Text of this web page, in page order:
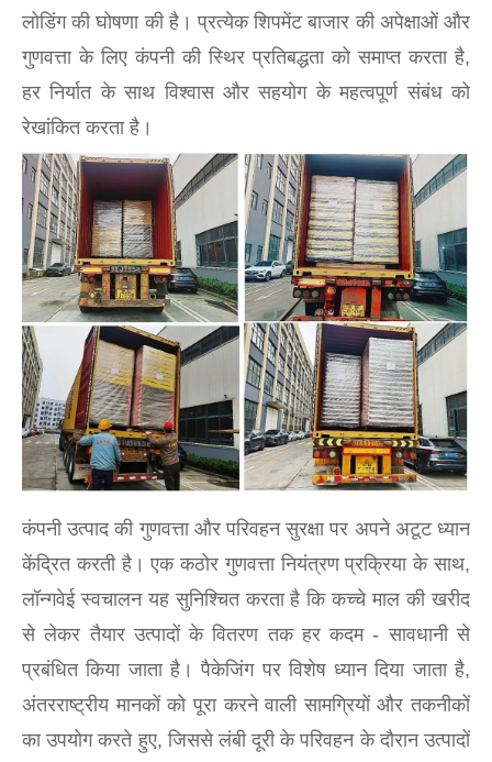
लोडिंग की घोषणा की है। प्रत्येक शिपमेंट बाजार की अपेक्षाओं और
गुणवत्ता के लिए कंपनी की स्थिर प्रतिबद्धता को समाप्त करता है,
हर निर्यात के साथ विश्वास और सहयोग के महत्वपूर्ण संबंध को
रेखांकित करता है।
कंपनी उत्पाद की गुणवत्ता और परिवहन सुरक्षा पर अपने अटूट ध्यान
केंद्रित करती है। एक कठोर गुणवत्ता नियंत्रण प्रक्रिया के साथ,
लॉन्गवेई स्वचालन यह सुनिश्चित करता है कि कच्चे माल की खरीद
से लेकर तैयार उत्पादों के वितरण तक हर कदम - सावधानी से
प्रबंधित किया जाता है। पैकेजिंग पर विशेष ध्यान दिया जाता है,
अंतरराष्ट्रीय मानकों को पूरा करने वाली सामग्रियों और तकनीकों
का उपयोग करते हुए, जिससे लंबी दूरी के परिवहन के दौरान उत्पादों